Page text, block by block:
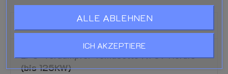
LPG-Verdampfer Tomasetto AT09 Nordic
(bis 125KW)
ALLE ABLEHNEN
ICH AKZEPTIERE